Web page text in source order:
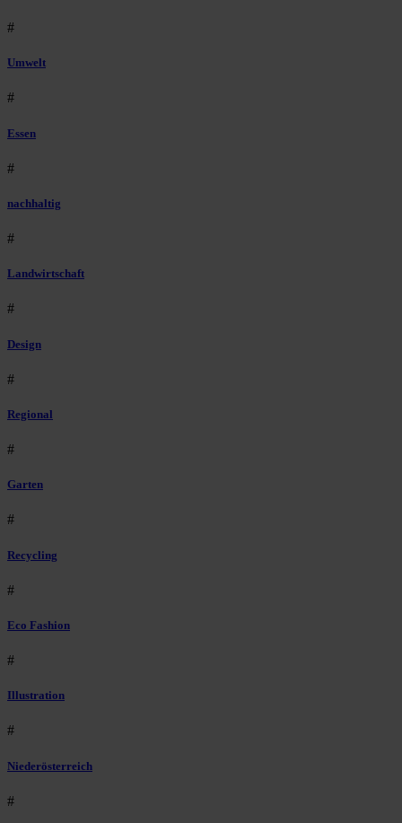
#
Umwelt
#
Essen
#
nachhaltig
#
Landwirtschaft
#
Design
#
Regional
#
Garten
#
Recycling
#
Eco Fashion
#
Illustration
#
Niederösterreich
#